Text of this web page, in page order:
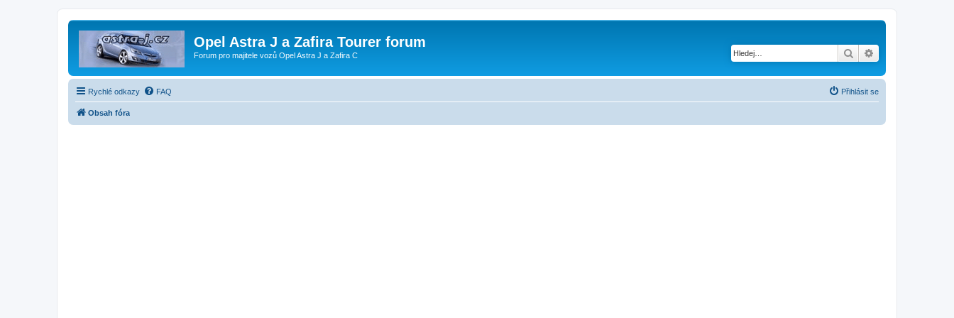
Opel Astra J a Zafira Tourer forum
Forum pro majitele vozů Opel Astra J a Zafira C Hledat
Rychlé odkazy FAQ Přihlásit se
Obsah fóra